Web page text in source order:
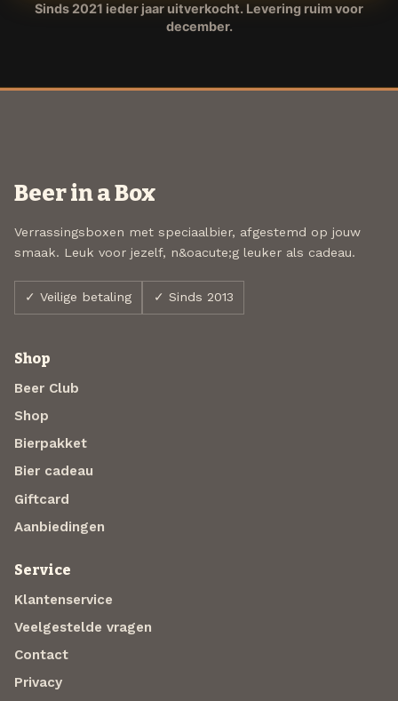
Sinds 2021 ieder jaar uitverkocht. Levering ruim voor
december.
Beer in a Box
Verrassingsboxen met speciaalbier, afgestemd op jouw
smaak. Leuk voor jezelf, n&oacute;g leuker als cadeau.
✓ Veilige betaling ✓ Sinds 2013
Shop
Beer Club
Shop
Bierpakket
Bier cadeau
Giftcard
Aanbiedingen
Service
Klantenservice
Veelgestelde vragen
Contact
Privacy